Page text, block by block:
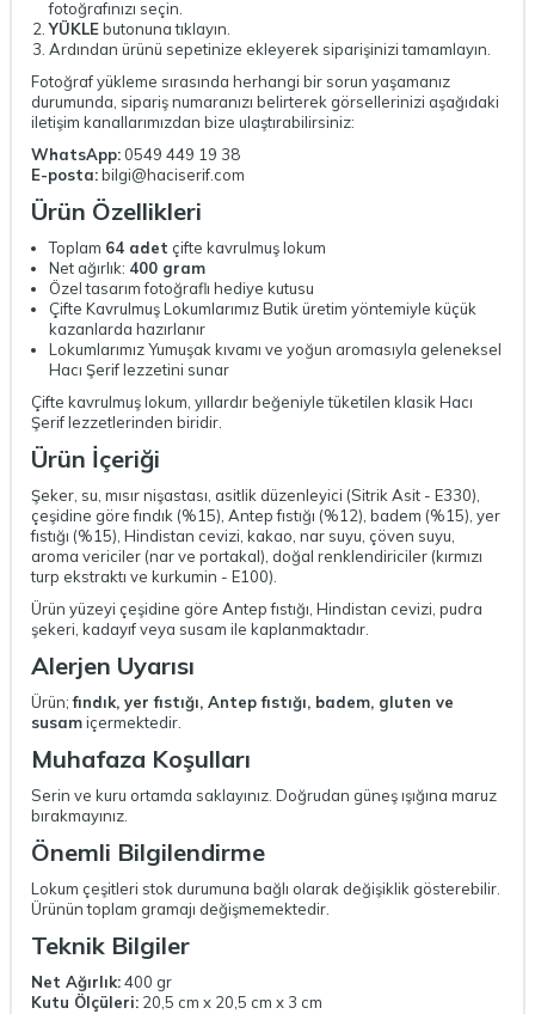
fotoğrafınızı seçin.
YÜKLEbutonuna tıklayın.
Ardından ürünü sepetinize ekleyerek siparişinizi tamamlayın.
Fotoğraf yükleme sırasında herhangi bir sorun yaşamanız
durumunda, sipariş numaranızı belirterek görsellerinizi aşağıdaki
iletişim kanallarımızdan bize ulaştırabilirsiniz:
WhatsApp: 0549 449 19 38
E-posta:bilgi@haciserif.com
Ürün Özellikleri
Toplam 64 adet çifte kavrulmuş lokum
Net ağırlık: 400 gram
Özel tasarım fotoğraflı hediye kutusu
Çifte Kavrulmuş Lokumlarımız Butik üretim yöntemiyle küçük
kazanlarda hazırlanır
Lokumlarımız Yumuşak kıvamı ve yoğun aromasıyla geleneksel
Hacı Şerif lezzetini sunar
Çifte kavrulmuş lokum, yıllardır beğeniyle tüketilen klasik Hacı
Şerif lezzetlerinden biridir.
Ürün İçeriği
Şeker, su, mısır nişastası, asitlik düzenleyici (Sitrik Asit - E330),
çeşidine göre fındık (%15), Antep fıstığı (%12), badem (%15), yer
fıstığı (%15), Hindistan cevizi, kakao, nar suyu, çöven suyu,
aroma vericiler (nar ve portakal), doğal renklendiriciler (kırmızı
turp ekstraktı ve kurkumin - E100).
Ürün yüzeyi çeşidine göre Antep fıstığı, Hindistan cevizi, pudra
şekeri, kadayıf veya susam ile kaplanmaktadır.
Alerjen Uyarısı
Ürün;fındık, yer fıstığı, Antep fıstığı, badem, gluten ve
susamiçermektedir.
Muhafaza Koşulları
Serin ve kuru ortamda saklayınız. Doğrudan güneş ışığına maruz
bırakmayınız.
Önemli Bilgilendirme
Lokum çeşitleri stok durumuna bağlı olarak değişiklik gösterebilir.
Ürünün toplam gramajı değişmemektedir.
Teknik Bilgiler
Net Ağırlık:400 gr
Kutu Ölçüleri: 20,5 cm x 20,5 cm x 3 cm